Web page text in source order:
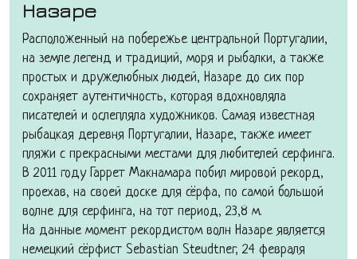
Назаре
Расположенный на побережье центральной Португалии,
на земле легенд и традиций, моря и рыбалки, а также
простых и дружелюбных людей, Назаре до сих пор
сохраняет аутентичность, которая вдохновляла
писателей и ослепляла художников. Самая известная
рыбацкая деревня Португалии, Назаре, также имеет
пляжи с прекрасными местами для любителей серфинга.
В 2011 году Гаррет Макнамара побил мировой рекорд,
проехав, на своей доске для сёрфа, по самой большой
волне для серфинга, на тот период, 23,8 м.
На данные момент рекордистом волн Назаре является
немецкий сёрфист Sebastian Steudtner, 24 февраля